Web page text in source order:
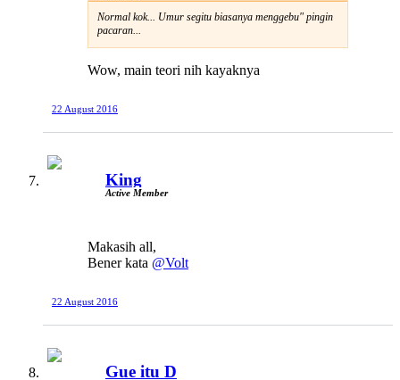
Normal kok... Umur segitu biasanya menggebu" pingin
pacaran...
Wow, main teori nih kayaknya
22 August 2016
King
Active Member
Makasih all,
Bener kata @Volt
22 August 2016
Gue itu D